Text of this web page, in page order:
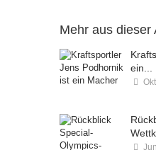
Mehr aus dieser
ein...